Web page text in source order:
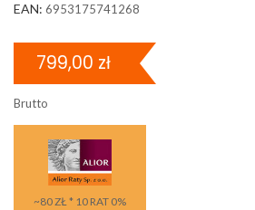
EAN: 6953175741268
799,00 zł
Brutto
~80 ZŁ * 10 RAT 0%